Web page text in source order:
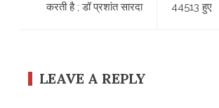
करती है ; डॉ प्रशांत सारदा
44513 हुए
LEAVE A REPLY